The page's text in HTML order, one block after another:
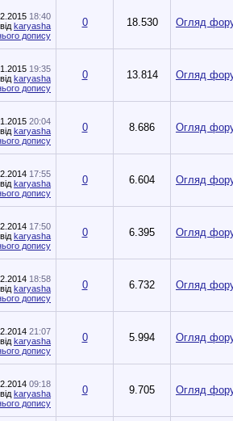
18:40
від karyasha 0 18.530 Огляд
19:35
від karyasha 0 13.814 Огляд
20:04
від karyasha 0 8.686 Огляд
17:55
від karyasha 0 6.604 Огляд
17:50
від karyasha 0 6.395 Огляд
18:58
від karyasha 0 6.732 Огляд
21:07
від karyasha 0 5.994 Огляд
09:18
від karyasha 0 9.705 Огляд